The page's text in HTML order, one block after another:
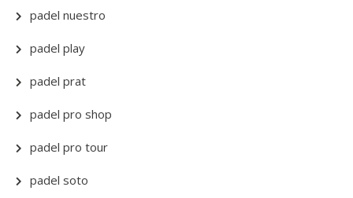
padel nuestro
padel play
padel prat
padel pro shop
padel pro tour
padel soto